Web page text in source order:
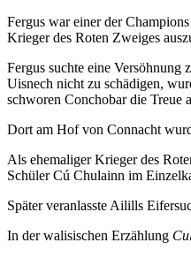
Fergus war einer der
Krieger des Roten Zweiges
Fergus suchte eine Versöhnung
Uisnech nicht zu schädigen,
schworen Conchobar die Treue
Dort am Hof von Connacht
Als ehemaliger Krieger des
Schüler Cú Chulainn im
Später veranlasste Ailills
In der walisischen Erzählung